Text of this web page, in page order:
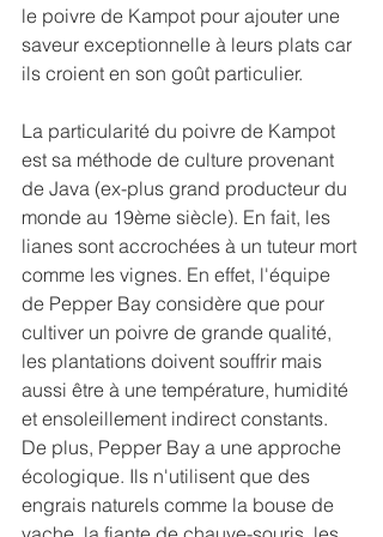
le poivre de Kampot pour ajouter une
saveur exceptionnelle à leurs plats car
ils croient en son goût particulier.
La particularité du poivre de Kampot
est sa méthode de culture provenant
de Java (ex-plus grand producteur du
monde au 19ème siècle). En fait, les
lianes sont accrochées à un tuteur mort
comme les vignes. En effet, l'équipe
de Pepper Bay considère que pour
cultiver un poivre de grande qualité,
les plantations doivent souffrir mais
aussi être à une température, humidité
et ensoleillement indirect constants.
De plus, Pepper Bay a une approche
écologique. Ils n'utilisent que des
engrais naturels comme la bouse de